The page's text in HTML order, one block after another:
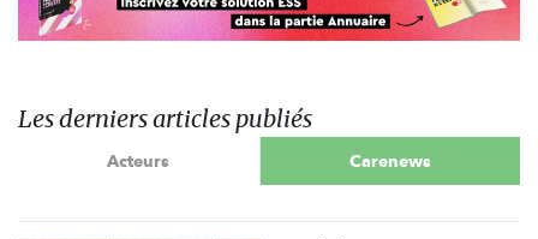
Les derniers articles publiés
Acteurs Carenews